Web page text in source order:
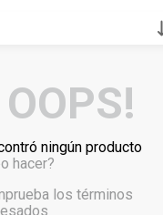
OOPS!
ningún producto
hacer?
los términos